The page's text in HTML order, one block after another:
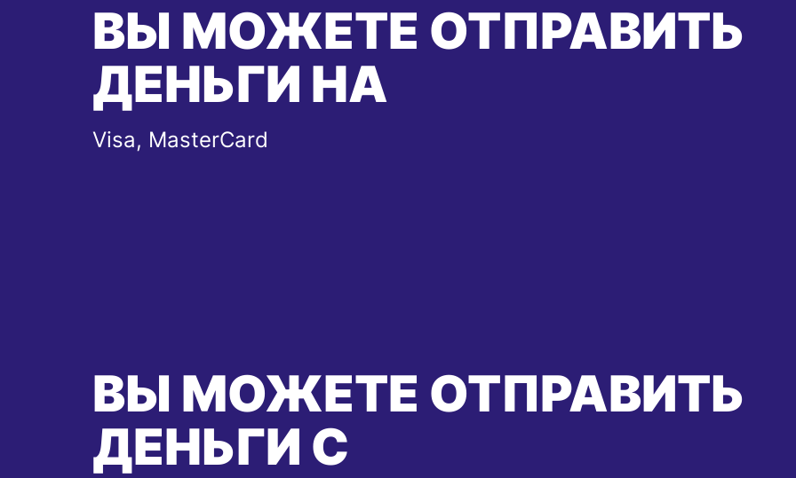
ВЫ МОЖЕТЕ ОТПРАВИТЬ
ДЕНЬГИ НА
Visa, MasterCard
ВЫ МОЖЕТЕ ОТПРАВИТЬ
ДЕНЬГИ С